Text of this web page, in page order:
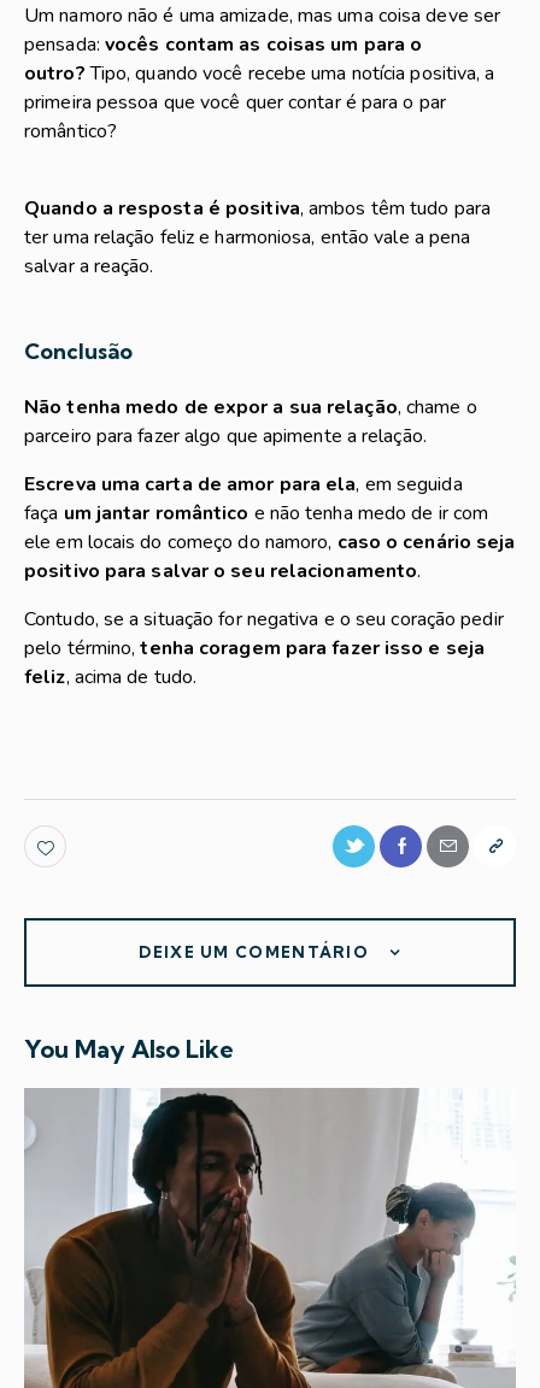
Um namoro não é uma amizade, mas uma coisa deve ser
pensada: vocês contam as coisas um para o
outro?Tipo, quando você recebe uma notícia positiva, a
primeira pessoa que você quer contar é para o par
romântico?
Quando a resposta é positiva, ambos têm tudo para
ter uma relação feliz e harmoniosa, então vale a pena
salvar a reação.
Conclusão
Não tenha medo de expor a sua relação, chame o
parceiro para fazer algo que apimente a relação.
Escreva uma carta de amor para ela, em seguida
faça um jantar romântico e não tenha medo de ir com
ele em locais do começo do namoro, caso o cenário seja
positivo para salvar o seu relacionamento.
Contudo, se a situação for negativa e o seu coração pedir
pelo término,tenha coragem para fazer isso e seja
feliz, acima de tudo.
DEIXE UM COMENTÁRIO
You May Also Like